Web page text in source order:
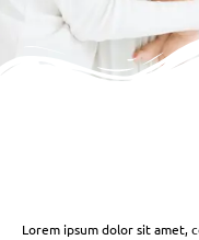
Lorem ipsum dolor sit amet,